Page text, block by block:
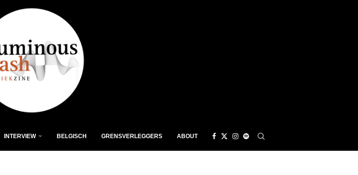
INTERVIEW BELGISCH GRENSVERLEGGERS ABOUT